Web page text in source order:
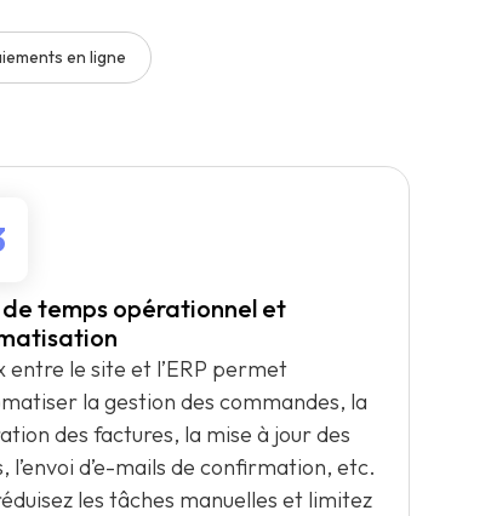
en ligne
temps opérationnel et
entre le site et l’ERP permet
la gestion des commandes, la
des factures, la mise à jour des
l’envoi d’e-mails de confirmation, etc.
les tâches manuelles et limitez